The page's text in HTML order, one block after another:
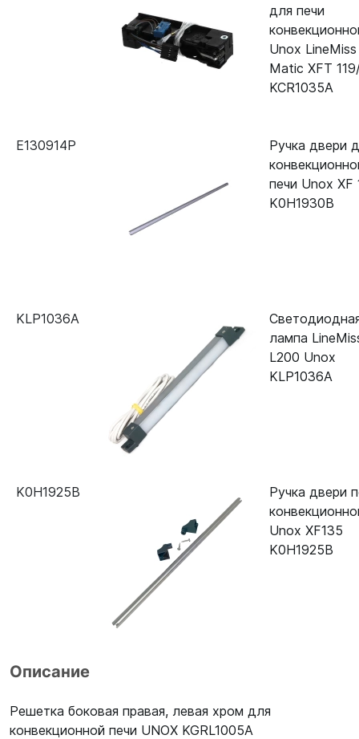
для печи
Unox LineMiss
Matic XFT
KCR1035A
E130914P
Ручка двери
печи Unox XF
K0H1930B
KLP1036A
лампа
L200 Unox
KLP1036A
K0H1925B
Ручка двери
Unox XF135
K0H1925B
Описание
Решетка боковая правая, левая хром для
конвекционной печи UNOX KGRL1005A